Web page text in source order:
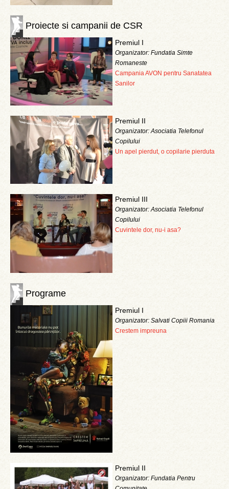
Proiecte si campanii de CSR
Premiul I
Organizator: Fundatia Simte
Romaneste
Campania AVON pentru Sanatatea
Sanilor
Premiul II
Organizator: Asociatia Telefonul
Copilului
Un apel pierdut, o copilarie pierduta
Premiul III
Organizator: Asociatia Telefonul
Copilului
Cuvintele dor, nu-i asa?
Programe
Premiul I
Organizator: Salvati Copiii Romania
Crestem impreuna
Premiul II
Organizator: Fundatia Pentru